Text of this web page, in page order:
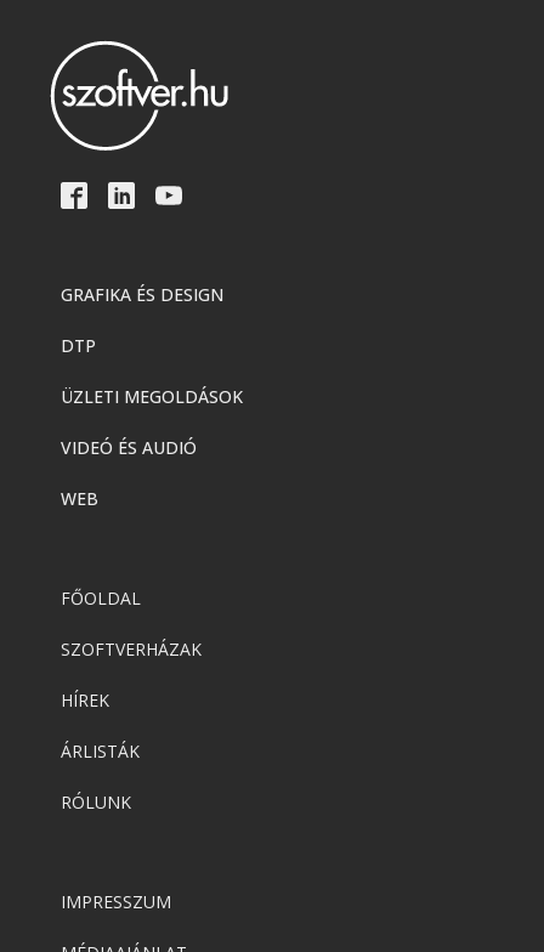
GRAFIKA ÉS DESIGN
DTP
ÜZLETI MEGOLDÁSOK
VIDEÓ ÉS AUDIÓ
WEB
FŐOLDAL
SZOFTVERHÁZAK
HÍREK
ÁRLISTÁK
RÓLUNK
IMPRESSZUM